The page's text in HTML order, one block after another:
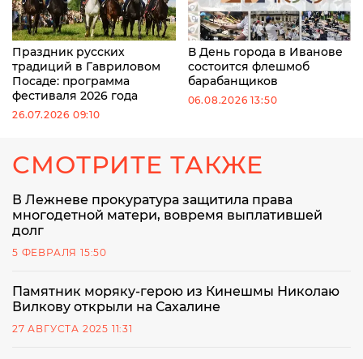
Праздник русских
традиций в Гавриловом
Посаде: программа
фестиваля 2026 года
26.07.2026 09:10
В День города в Иванове
состоится флешмоб
барабанщиков
06.08.2026 13:50
СМОТРИТЕ ТАКЖЕ
В Лежневе прокуратура защитила права
многодетной матери, вовремя выплатившей
долг
5 ФЕВРАЛЯ 15:50
Памятник моряку-герою из Кинешмы Николаю
Вилкову открыли на Сахалине
27 АВГУСТА 2025 11:31